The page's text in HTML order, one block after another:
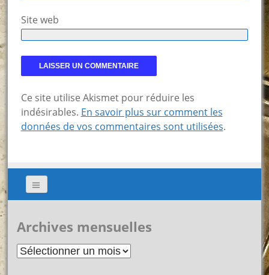
Site web
Ce site utilise Akismet pour réduire les
indésirables. En savoir plus sur comment les
données de vos commentaires sont utilisées.
Archives mensuelles
Archives